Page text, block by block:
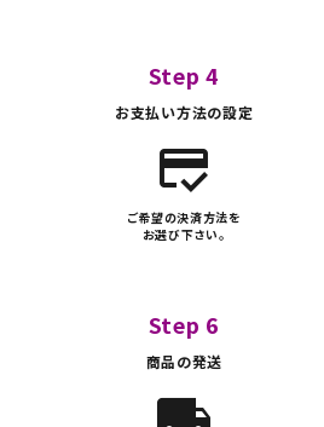
Step 4
お支払い方法の設定
credit_score
ご希望の決済方法を
お選び下さい。
Step 6
商品の発送